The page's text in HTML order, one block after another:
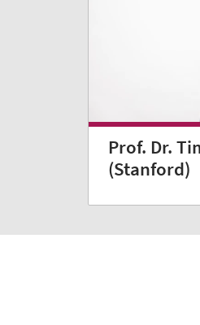
Prof. Dr.
(Stanford)